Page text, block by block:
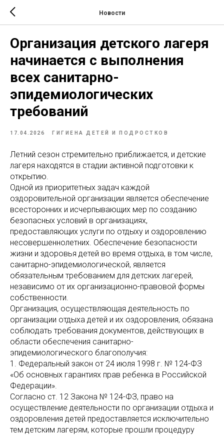
Новости
Организация детского лагеря
начинается с выполнения
всех санитарно-
эпидемиологических
требований
17.04.2026 ГИГИЕНА ДЕТЕЙ И ПОДРОСТКОВ
Летний сезон стремительно приближается, и детские
лагеря находятся в стадии активной подготовки к
открытию.
Одной из приоритетных задач каждой
оздоровительной организации является обеспечение
всесторонних и исчерпывающих мер по созданию
безопасных условий в организациях,
предоставляющих услуги по отдыху и оздоровлению
несовершеннолетних. Обеспечение безопасности
жизни и здоровья детей во время отдыха, в том числе,
санитарно-эпидемиологической, является
обязательным требованием для детских лагерей,
независимо от их организационно-правовой формы
собственности.
Организация, осуществляющая деятельность по
организации отдыха детей и их оздоровления, обязана
соблюдать требования документов, действующих в
области обеспечения санитарно-
эпидемиологического благополучия:
1. Федеральный закон от 24 июля 1998 г. № 124-ФЗ
«Об основных гарантиях прав ребенка в Российской
Федерации».
Согласно ст. 12 Закона № 124-ФЗ, право на
осуществление деятельности по организации отдыха и
оздоровления детей предоставляется исключительно
тем детским лагерям, которые прошли процедуру